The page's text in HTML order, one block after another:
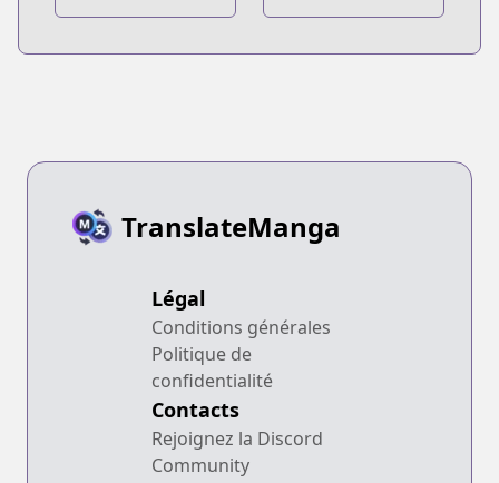
TranslateManga
Légal
Conditions générales
Politique de
confidentialité
Contacts
Rejoignez la Discord
Community